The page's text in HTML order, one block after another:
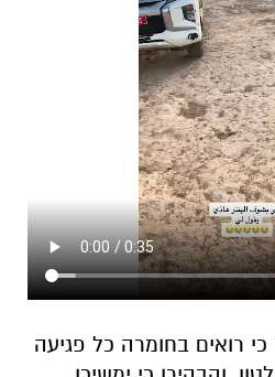
רואים בחומרה כל פגיעה
והבהירו כי ימשיכו
נגד מעשים מסוג
עם המעורבים", נמסר.